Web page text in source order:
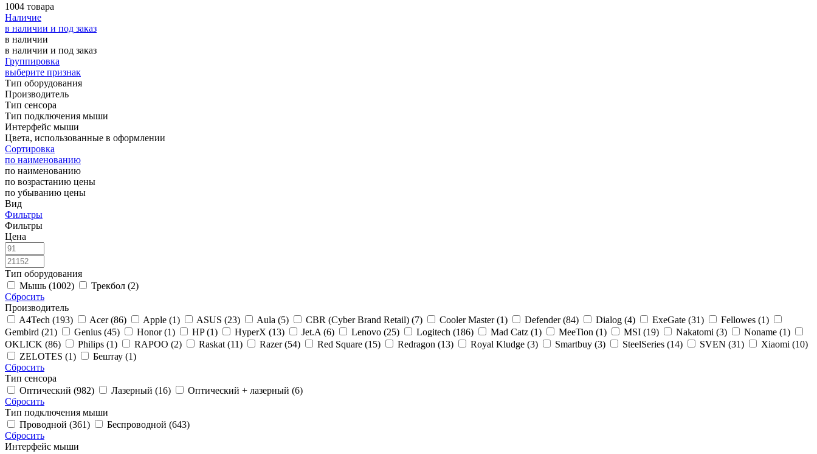
1004 товара
Наличие
в наличии и под заказ
в наличии
в наличии и под заказ
Группировка
выберите признак
Тип оборудования
Производитель
Тип сенсора
Тип подключения мыши
Интерфейс мыши
Цвета, использованные в оформлении
Сортировка
по наименованию
по наименованию
по возрастанию цены
по убыванию цены
Вид
Фильтры
Фильтры
Цена
Тип оборудования
Мышь (1002)
Трекбол (2)
Сбросить
Производитель
A4Tech (193)
Acer (86) Apple (1) ASUS (23) Aula (5) CBR (Cyber Brand Retail) (7) Cooler Master (1) Defender (84) Dialog (4) ExeGate (31)
Fellowes (1)
Gembird (21)
Genius (45) Honor (1) HP (1) HyperX (13) Jet.A (6) Lenovo (25) Logitech (186) Mad Catz (1) MeeTion (1) MSI (19) Nakatomi (3)
Noname (1)
OKLICK (86)
Philips (1) RAPOO (2) Raskat (11) Razer (54) Red Square (15) Redragon (13) Royal Kludge (3) Smartbuy (3) SteelSeries (14) SVEN (31)
Xiaomi (10)
ZELOTES (1)
Бештау (1)
Сбросить
Тип сенсора
Оптический (982)
Лазерный (16)
Оптический + лазерный (6)
Сбросить
Тип подключения мыши
Проводной (361)
Беспроводной (643)
Сбросить
Интерфейс мыши